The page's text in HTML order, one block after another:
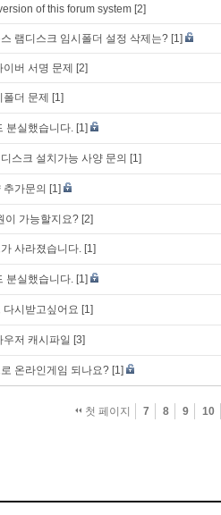
of this forum system [2]
램디스크 임시폴더 설정 삭제는? [1]
버 서명 문제 [2]
더 문제 [1]
분실했습니다. [1]
스크 설치가능 사양 문의 [1]
추가문의 [1]
이 가능할지요? [2]
사라졌습니다. [1]
분실했습니다. [1]
다시받고싶어요 [1]
우저 캐시파일 [3]
온라인게임 되나요? [1]
첫 페이지 7 8 9 10